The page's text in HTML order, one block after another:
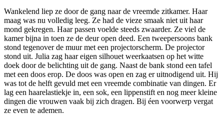
Wankelend liep ze door de gang naar de vreemde zitkamer. Haar
maag was nu volledig leeg. Ze had de vieze smaak niet uit haar
mond gekregen. Haar passen voelde steeds zwaarder. Ze viel de
kamer bijna in toen ze de deur open deed. Een tweepersoons bank
stond tegenover de muur met een projectorscherm. De projector
stond uit. Julia zag haar eigen silhouet weerkaatsen op het witte
doek door de belichting uit de gang. Naast de bank stond een tafel
met een doos erop. De doos was open en zag er uitnodigend uit. Hij
was tot de helft gevuld met een vreemde combinatie van dingen. Er
lag een haarelastiekje in, een sok, een lippenstift en nog meer kleine
dingen die vrouwen vaak bij zich dragen. Bij éen voorwerp vergat
ze even te ademen.